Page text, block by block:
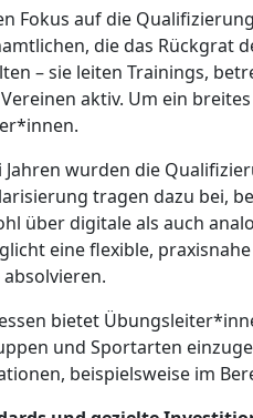
Fokus auf die
die das
– sie leiten Trainings,
aktiv. Um ein
wurden die
tragen dazu bei,
über digitale als auch
eine flexible,
bietet
und Sportarten
beispielsweise im